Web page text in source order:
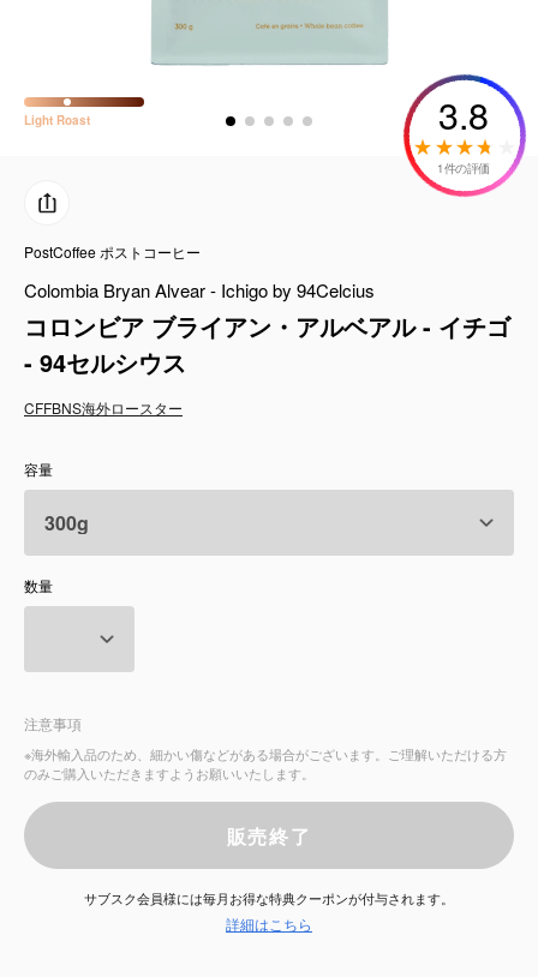
CFFBNS
ギフトセット
リキッド
特集
卸販売
よくある質問
Light Roast 3.8
1件の評価
PostCoffee ポストコーヒー
Colombia Bryan Alvear - Ichigo by 94Celcius
コロンビア ブライアン・アルベアル - イチゴ
- 94セルシウス
CFFBNS海外ロースター
容量
数量
注意事項
※海外輸入品のため、細かい傷などがある場合がございます。ご理解いただける方
のみご購入いただきますようお願いいたします。
販売終了
サブスク会員様には毎月お得な特典クーポンが付与されます。
詳細はこちら